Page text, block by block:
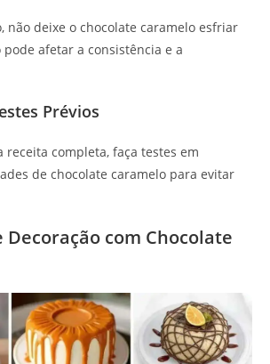
não deixe o chocolate caramelo esfriar
afetar a consistência e a
Prévios
receita completa, faça testes em
de chocolate caramelo para evitar
Decoração com Chocolate